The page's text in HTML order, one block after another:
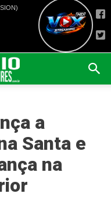
a
Santa e
na